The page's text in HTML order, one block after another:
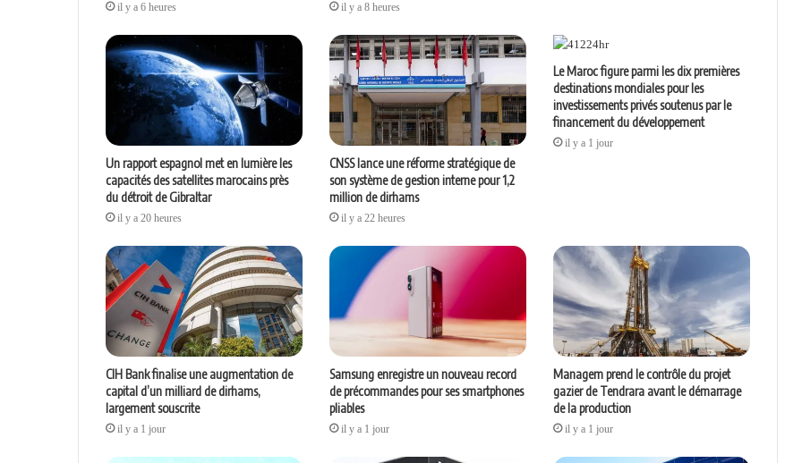
il y a 6 heures il y a 8 heures
Un rapport espagnol met en lumière les
capacités des satellites marocains près
du détroit de Gibraltar
il y a 20 heures
CNSS lance une réforme stratégique de
son système de gestion interne pour 1,2
million de dirhams
il y a 22 heures
Le Maroc figure parmi les dix premières
destinations mondiales pour les
investissements privés soutenus par le
financement du développement
il y a 1 jour
CIH Bank finalise une augmentation de
capital d’un milliard de dirhams,
largement souscrite
il y a 1 jour
Samsung enregistre un nouveau record
de précommandes pour ses smartphones
pliables
il y a 1 jour
Managem prend le contrôle du projet
gazier de Tendrara avant le démarrage
de la production
il y a 1 jour